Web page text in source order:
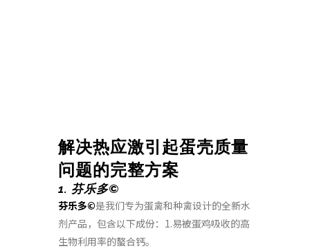
解决热应激引起蛋壳质量
问题的完整方案
1. 芬乐多©
芬乐多©是我们专为蛋禽和种禽设计的全新水
剂产品，包含以下成份：1.易被蛋鸡吸收的高
生物利用率的螯合钙。